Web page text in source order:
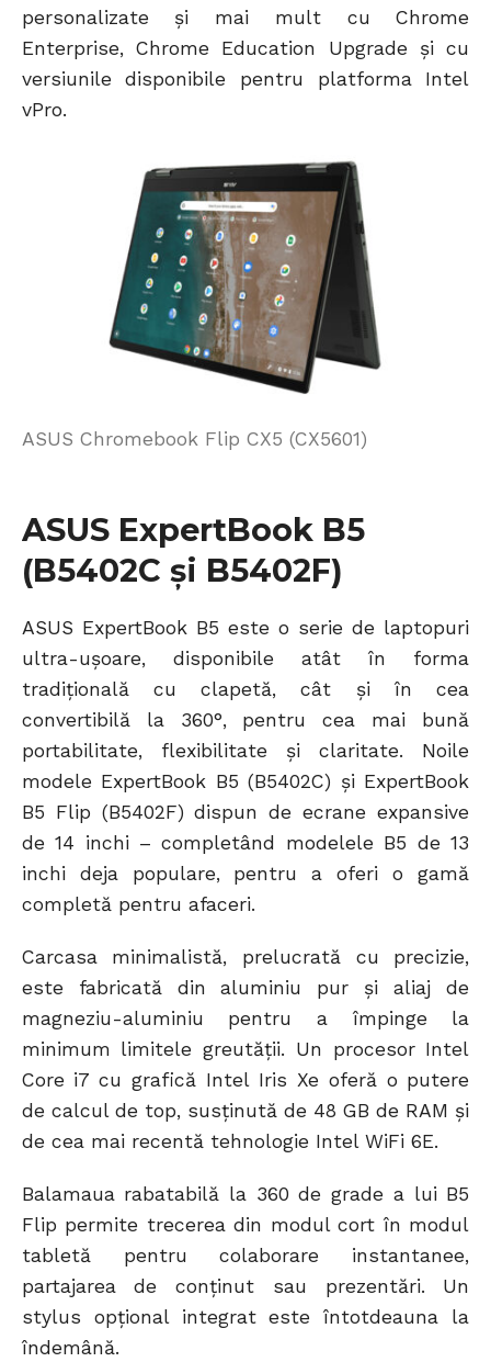
personalizate și mai mult cu Chrome
Enterprise, Chrome Education Upgrade și cu
versiunile disponibile pentru platforma Intel
vPro.
ASUS Chromebook Flip CX5 (CX5601)
ASUS ExpertBook B5
(B5402C și B5402F)
ASUS ExpertBook B5 este o serie de laptopuri
ultra-ușoare, disponibile atât în forma
tradițională cu clapetă, cât și în cea
convertibilă la 360°, pentru cea mai bună
portabilitate, flexibilitate și claritate. Noile
modele ExpertBook B5 (B5402C) și ExpertBook
B5 Flip (B5402F) dispun de ecrane expansive
de 14 inchi – completând modelele B5 de 13
inchi deja populare, pentru a oferi o gamă
completă pentru afaceri.
Carcasa minimalistă, prelucrată cu precizie,
este fabricată din aluminiu pur și aliaj de
magneziu-aluminiu pentru a împinge la
minimum limitele greutății. Un procesor Intel
Core i7 cu grafică Intel Iris Xe oferă o putere
de calcul de top, susținută de 48 GB de RAM și
de cea mai recentă tehnologie Intel WiFi 6E.
Balamaua rabatabilă la 360 de grade a lui B5
Flip permite trecerea din modul cort în modul
tabletă pentru colaborare instantanee,
partajarea de conținut sau prezentări. Un
stylus opțional integrat este întotdeauna la
îndemână.